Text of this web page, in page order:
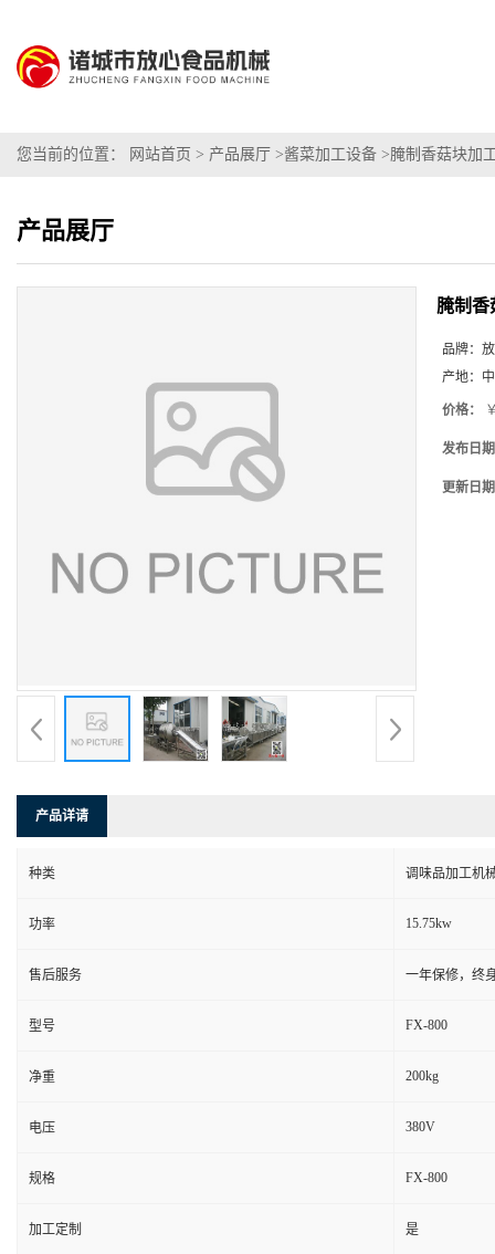
您当前的位置： 网站首页 > 产品展厅 >酱菜加工设备 >腌制香菇块加
产品展厅
腌制香
品牌：
产地：
价格：
发布日
更新日
产品详请
种类 调味品加工机
功率 15.75kw
售后服务 一年保修，终
型号 FX-800
净重 200kg
电压 380V
规格 FX-800
加工定制 是